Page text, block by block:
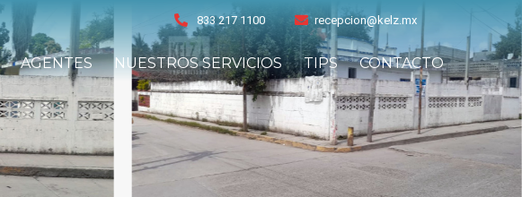
833 217 1100 recepcion@kelz.mx
AGENTES NUESTROS SERVICIOS TIPS CONTACTO